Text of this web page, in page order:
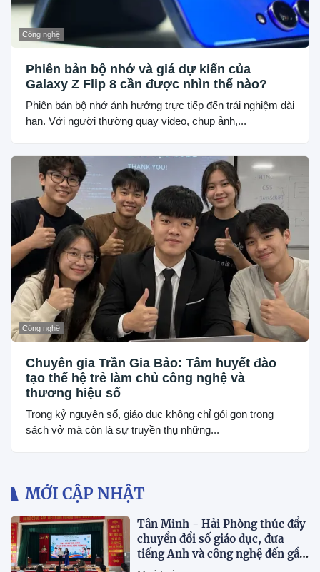
Công nghệ
Phiên bản bộ nhớ và giá dự kiến của
Galaxy Z Flip 8 cần được nhìn thế nào?
Phiên bản bộ nhớ ảnh hưởng trực tiếp đến trải nghiệm dài
hạn. Với người thường quay video, chụp ảnh,...
Công nghệ
Chuyên gia Trần Gia Bảo: Tâm huyết đào
tạo thế hệ trẻ làm chủ công nghệ và
thương hiệu số
Trong kỷ nguyên số, giáo dục không chỉ gói gọn trong
sách vở mà còn là sự truyền thụ những...
MỚI CẬP NHẬT
Tân Minh - Hải Phòng thúc đẩy
chuyển đổi số giáo dục, đưa
tiếng Anh và công nghệ đến gần
hơn với học sinh